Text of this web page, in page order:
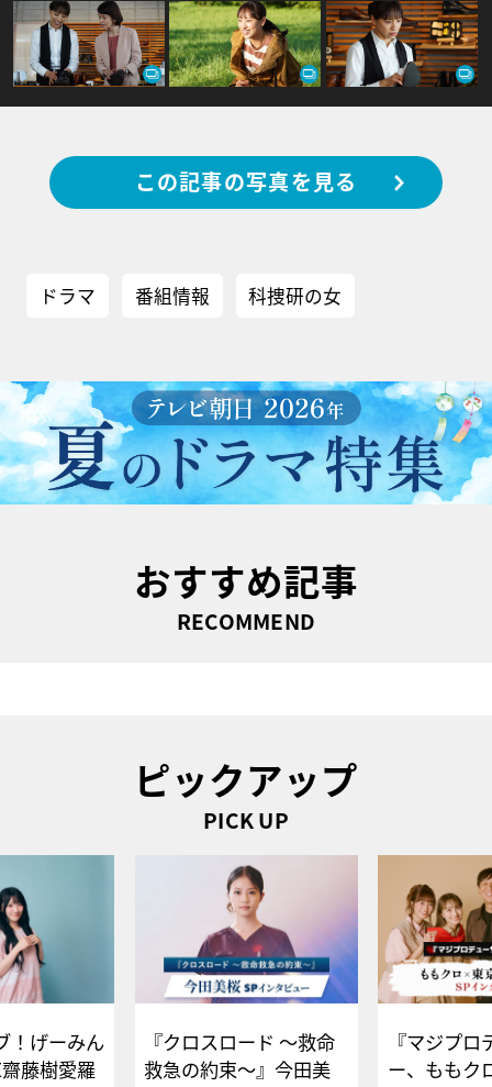
この記事の写真を見る
ドラマ 番組情報 科捜研の女
おすすめ記事
RECOMMEND
ピックアップ
PICK UP
！げーみん
藤樹愛羅
『クロスロード ～救命
救急の約束～』今田美
『マジプロ
ー、ももク